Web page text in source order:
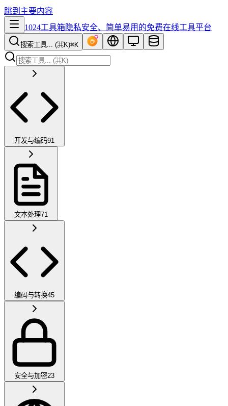
跳到主要内容
1024工具箱隐私安全、简单易用的免费在线工具平台
搜索工具... (⌘K)⌘K
开发与编码91
文本处理71
编码与转换45
安全与加密23